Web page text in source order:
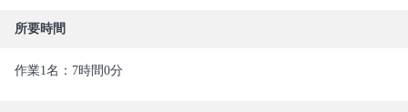
所要時間
作業1名：7時間0分